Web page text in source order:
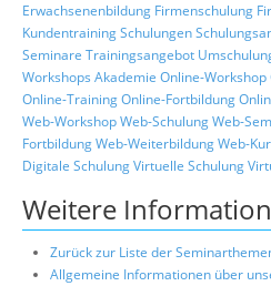
Erwachsenenbildung Firmenschulung
KundentrainingSchulungen
Seminare Trainingsangebot
Workshops Akademie Online-Workshop
Online-TrainingOnline-Fortbildung
Web-WorkshopWeb-SchulungWeb-
FortbildungWeb-WeiterbildungWeb-
Digitale SchulungVirtuelle Schulung
Weitere
Zurück zur Liste der
Allgemeine Informationen über